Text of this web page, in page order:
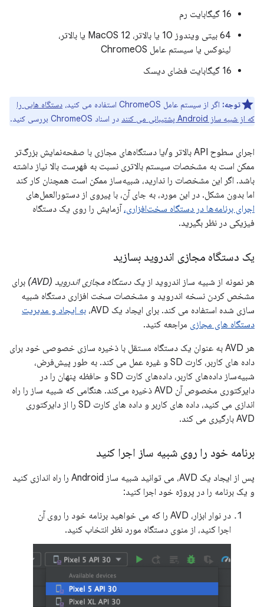
16 گیگابایت رم
64 بیتی ویندوز 10 یا بالاتر، MacOS 12 یا بالاتر،
لینوکس یا سیستم عامل ChromeOS
16 گیگابایت فضای دیسک
توجه: اگر از سیستم عامل ChromeOS استفاده می کنید،
دستگاه هایی را
که از شبیه ساز Android پشتیبانی می کنند
در اسناد ChromeOS بررسی کنید.
اجرای سطوح API بالاتر و/یا دستگاه‌های مجازی با صفحه‌نمایش بزرگ‌تر
ممکن است به مشخصات سیستم بالاتری نسبت به فهرست بالا نیاز داشته
باشد. اگر این مشخصات را ندارید، شبیه‌ساز ممکن است همچنان کار کند
اما بدون مشکل. در این مورد، به جای آن، با پیروی از دستورالعمل‌های
اجرای برنامه‌ها در دستگاه سخت‌افزاری، آزمایش را روی یک دستگاه
فیزیکی در نظر بگیرید.
یک دستگاه مجازی اندروید بسازید
هر نمونه از شبیه ساز اندروید از یک دستگاه مجازی اندروید (AVD)
برای
مشخص کردن نسخه اندروید و مشخصات سخت افزاری دستگاه شبیه
سازی شده استفاده می کند. برای ایجاد یک AVD،
به ایجاد و مدیریت
دستگاه های مجازی مراجعه کنید.
هر AVD به عنوان یک دستگاه مستقل با ذخیره سازی خصوصی خود برای
داده های کاربر، کارت SD و غیره عمل می کند. به طور پیش‌فرض،
شبیه‌ساز داده‌های کاربر، داده‌های کارت SD و حافظه پنهان را در
دایرکتوری مخصوص آن AVD ذخیره می‌کند. هنگامی که شبیه ساز را راه
اندازی می کنید، داده های کاربر و داده های کارت SD را از دایرکتوری
AVD بارگیری می کند.
برنامه خود را روی شبیه ساز اجرا کنید
پس از ایجاد یک AVD، می توانید شبیه ساز Android را راه اندازی کنید
و یک برنامه را در پروژه خود اجرا کنید:
در نوار ابزار، AVD را که می خواهید برنامه خود را روی آن
اجرا کنید، از منوی دستگاه مورد نظر انتخاب کنید.